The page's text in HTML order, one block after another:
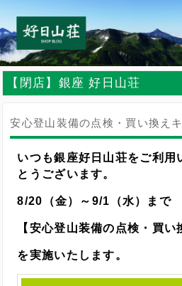
【閉店】銀座 好日山荘
安心登山装備の点検・買い換え
いつも銀座好日山荘をご利用
とうございます。
8/20（金）～9/1（水）まで
【安心登山装備の点検・買い
を実施いたします。